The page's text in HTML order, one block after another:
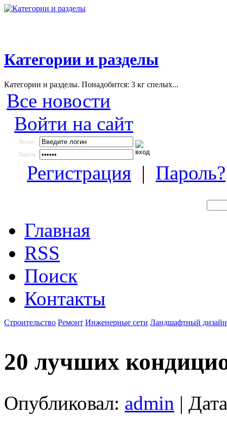
Категории и разделы
Категории и разделы. Понадобится: 3 кг спелых...
Все новости
Войти на сайт
Логин:
Пароль:
Регистрация | Пароль?
Главная
RSS
Поиск
Контакты
Строительство Ремонт Инженерные сети Ландшафтный дизайн
20 лучших
Опубликовал: admin |